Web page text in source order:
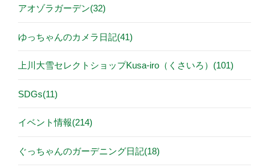
アオゾラガーデン(32)
ゆっちゃんのカメラ日記(41)
上川大雪セレクトショップKusa-iro（くさいろ）(101)
SDGs(11)
イベント情報(214)
ぐっちゃんのガーデニング日記(18)